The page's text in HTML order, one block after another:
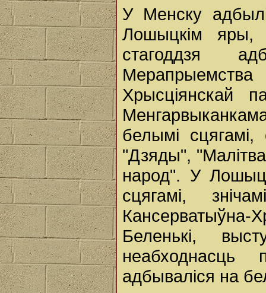
У Менску
Лошыцкім
стагоддзя
Хрысціянскай
белымі
"Дзяды",
народ". У
сцягамі,
Беленькі,
неабходнасць
адбываліся на